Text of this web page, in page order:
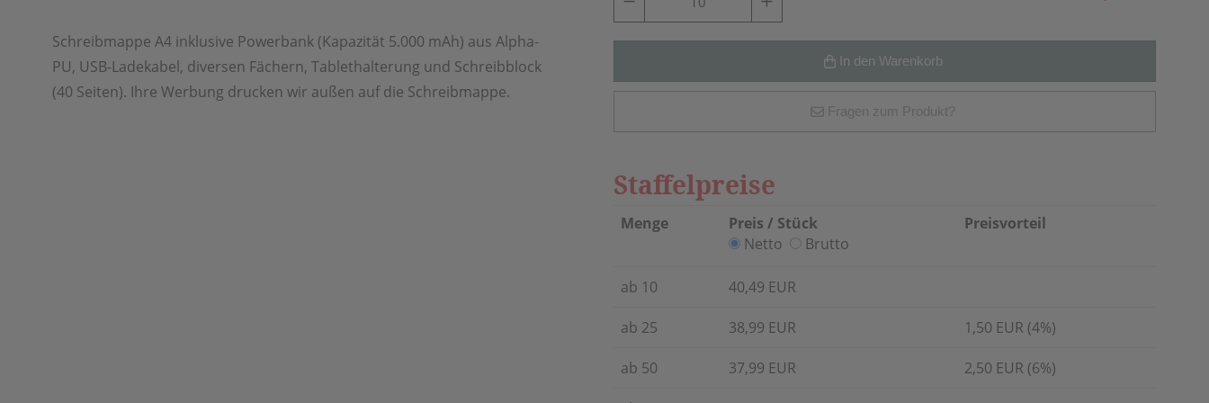
Schreibmappe A4 inklusive Powerbank (Kapazität 5.000 mAh) aus Alpha-
PU, USB-Ladekabel, diversen Fächern, Tablethalterung und Schreibblock
(40 Seiten). Ihre Werbung drucken wir außen auf die Schreibmappe.
In den Warenkorb
Fragen zum Produkt?
Staffelpreise
Menge
Preis / Stück
Netto
Brutto
Preisvorteil
ab 10 40,49 EUR
ab 25 38,99 EUR 1,50 EUR (4%)
ab 50 37,99 EUR 2,50 EUR (6%)